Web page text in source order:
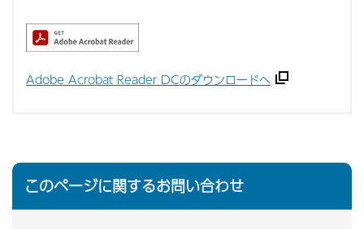
Adobe Acrobat Reader DCのダウンロードへ
このページに関するお問い合わせ